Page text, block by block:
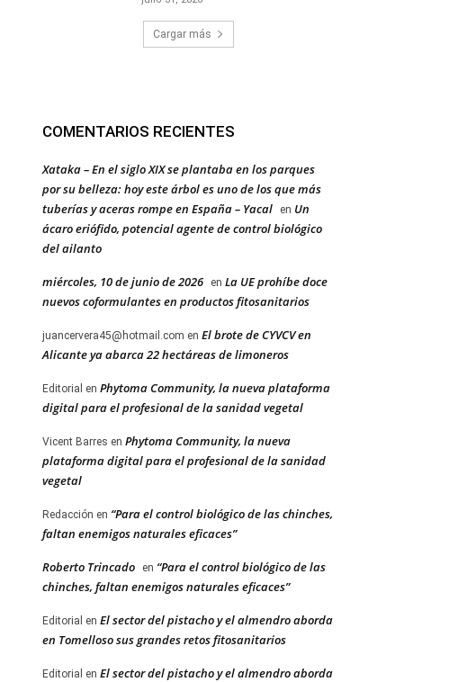
Cargar más
COMENTARIOS RECIENTES
Xataka – En el siglo XIX se plantaba en los parques
por su belleza: hoy este árbol es uno de los que más
tuberías y aceras rompe en España – Yacal
en Un
ácaro eriófido, potencial agente de control biológico
del ailanto
miércoles, 10 de junio de 2026 en La UE prohíbe doce
nuevos coformulantes en productos fitosanitarios
juancervera45@hotmail.com en El brote de CYVCV en
Alicante ya abarca 22 hectáreas de limoneros
Editorial en Phytoma Community, la nueva plataforma
digital para el profesional de la sanidad vegetal
Vicent Barres en Phytoma Community, la nueva
plataforma digital para el profesional de la sanidad
vegetal
Redacción en “Para el control biológico de las chinches,
faltan enemigos naturales eficaces”
Roberto Trincado en “Para el control biológico de las
chinches, faltan enemigos naturales eficaces”
Editorial en El sector del pistacho y el almendro aborda
en Tomelloso sus grandes retos fitosanitarios
Editorial en El sector del pistacho y el almendro aborda